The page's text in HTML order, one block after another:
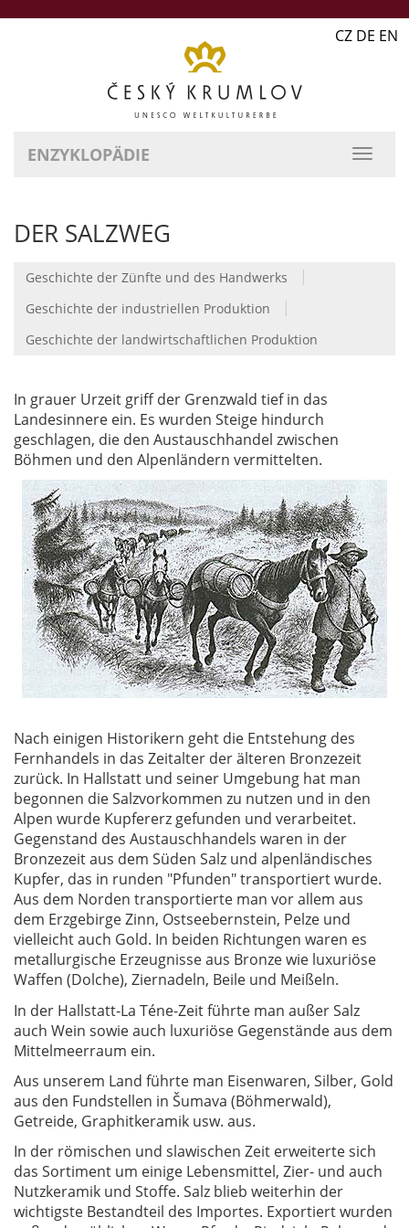
CZ DE EN
ENZYKLOPÄDIE
DER SALZWEG
Geschichte der Zünfte und des Handwerks |
Geschichte der industriellen Produktion |
Geschichte der landwirtschaftlichen Produktion
In grauer Urzeit griff der Grenzwald tief in das
Landesinnere ein. Es wurden Steige hindurch
geschlagen, die den Austauschhandel zwischen
Böhmen und den Alpenländern vermittelten.
Nach einigen Historikern geht die Entstehung des
Fernhandels in das Zeitalter der älteren Bronzezeit
zurück. In Hallstatt und seiner Umgebung hat man
begonnen die Salzvorkommen zu nutzen und in den
Alpen wurde Kupfererz gefunden und verarbeitet.
Gegenstand des Austauschhandels waren in der
Bronzezeit aus dem Süden Salz und alpenländisches
Kupfer, das in runden "Pfunden" transportiert wurde.
Aus dem Norden transportierte man vor allem aus
dem Erzgebirge Zinn, Ostseebernstein, Pelze und
vielleicht auch Gold. In beiden Richtungen waren es
metallurgische Erzeugnisse aus Bronze wie luxuriöse
Waffen (Dolche), Ziernadeln, Beile und Meißeln.
In der Hallstatt-La Téne-Zeit führte man außer Salz
auch Wein sowie auch luxuriöse Gegenstände aus dem
Mittelmeerraum ein.
Aus unserem Land führte man Eisenwaren, Silber, Gold
aus den Fundstellen in Šumava (Böhmerwald),
Getreide, Graphitkeramik usw. aus.
In der römischen und slawischen Zeit erweiterte sich
das Sortiment um einige Lebensmittel, Zier- und auch
Nutzkeramik und Stoffe. Salz blieb weiterhin der
wichtigste Bestandteil des Importes. Exportiert wurden